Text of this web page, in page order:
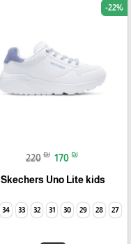
-22%
220 ₪ 170 ₪
Skechers Uno Lite kids
27
28
29
30
31
32
33
34